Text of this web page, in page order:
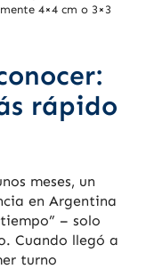
4×4 cm o 3×3
rápido
meses, un
en Argentina
– solo
Cuando llegó a
turno